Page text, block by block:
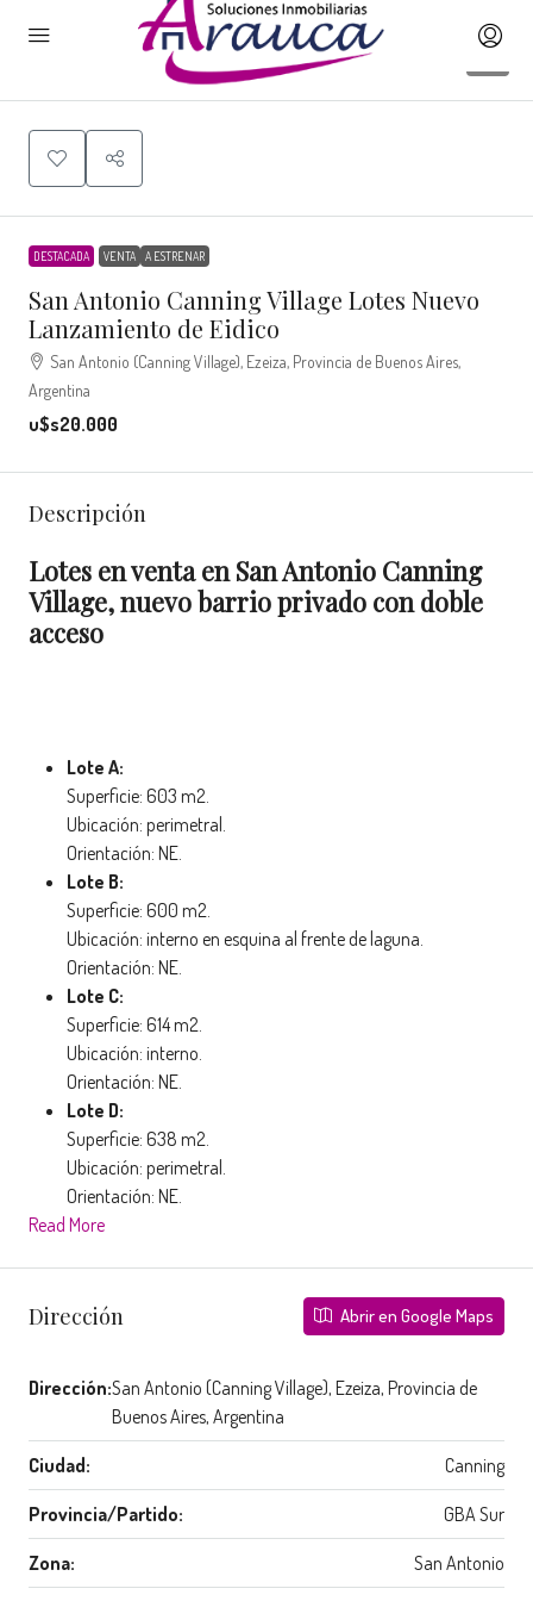
DESTACADA VENTA A ESTRENAR
San Antonio Canning Village Lotes Nuevo
Lanzamiento de Eidico
San Antonio (Canning Village), Ezeiza, Provincia de Buenos Aires,
Argentina
u$s20.000
Descripción
Lotes en venta en San Antonio Canning
Village, nuevo barrio privado con doble
acceso
Lote A:
Superficie: 603 m2.
Ubicación: perimetral.
Orientación: NE.
Lote B:
Superficie: 600 m2.
Ubicación: interno en esquina al frente de laguna.
Orientación: NE.
Lote C:
Superficie: 614 m2.
Ubicación: interno.
Orientación: NE.
Lote D:
Superficie: 638 m2.
Ubicación: perimetral.
Orientación: NE.
Read More
Dirección Abrir en Google Maps
Dirección:San Antonio (Canning Village), Ezeiza, Provincia de
Buenos Aires, Argentina
Ciudad: Canning
Provincia/Partido: GBA Sur
Zona: San Antonio